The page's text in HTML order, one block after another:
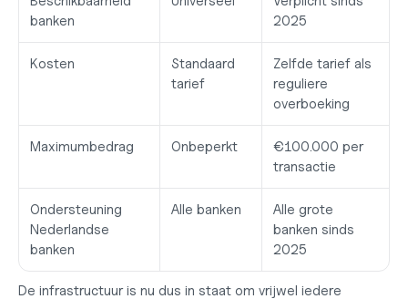
banken
2025
Kosten
Standaard
tarief
Zelfde tarief als
reguliere
overboeking
Maximumbedrag Onbeperkt
€100.000 per
transactie
Ondersteuning
Nederlandse
banken
Alle banken
Alle grote
banken sinds
2025
De infrastructuur is nu dus in staat om vrijwel iedere